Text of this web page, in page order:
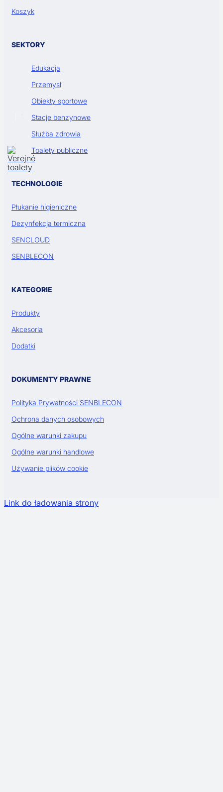
Koszyk
SEKTORY
Edukacja
Przemysł
Obiekty sportowe
Stacje benzynowe
Służba zdrowia
Toalety publiczne
TECHNOLOGIE
Płukanie higieniczne
Dezynfekcja termiczna
SENCLOUD
SENBLECON
KATEGORIE
Produkty
Akcesoria
Dodatki
DOKUMENTY PRAWNE
Polityka Prywatności SENBLECON
Ochrona danych osobowych
Ogólne warunki zakupu
Ogólne warunki handlowe
Używanie plików cookie
Link do ładowania strony